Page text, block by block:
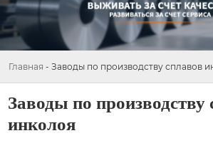
Главная - Заводы по производству сплавов
Заводы по производству
инколоя